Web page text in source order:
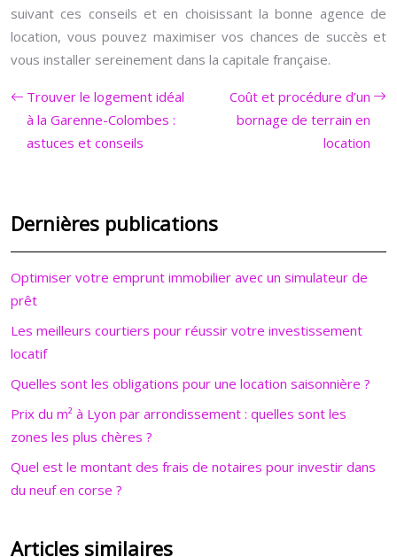
suivant ces conseils et en choisissant la bonne agence de
location, vous pouvez maximiser vos chances de succès et
vous installer sereinement dans la capitale française.
Trouver le logement idéal
à la Garenne-Colombes :
astuces et conseils
Coût et procédure d’un
bornage de terrain en
location
Dernières publications
Optimiser votre emprunt immobilier avec un simulateur de
prêt
Les meilleurs courtiers pour réussir votre investissement
locatif
Quelles sont les obligations pour une location saisonnière ?
Prix du m² à Lyon par arrondissement : quelles sont les
zones les plus chères ?
Quel est le montant des frais de notaires pour investir dans
du neuf en corse ?
Articles similaires